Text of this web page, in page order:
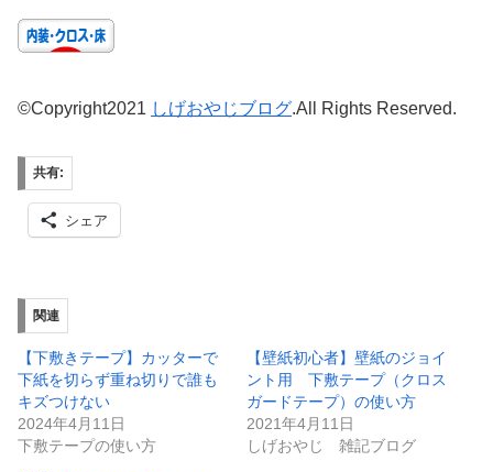
©Copyright2021 しげおやじブログ.All Rights Reserved.
共有:
シェア
関連
【下敷きテープ】カッターで
下紙を切らず重ね切りで誰も
キズつけない
2024年4月11日
下敷テープの使い方
【壁紙初心者】壁紙のジョイ
ント用 下敷テープ（クロス
ガードテープ）の使い方
2021年4月11日
しげおやじ 雑記ブログ